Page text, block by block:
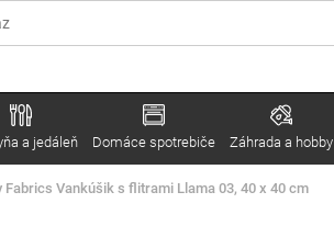
a jedáleň Domáce spotrebiče Záhrada a hobby
Fabrics Vankúšik s flitrami Llama 03, 40 x 40 cm